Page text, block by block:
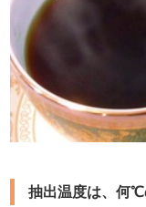
抽出温度は、何℃